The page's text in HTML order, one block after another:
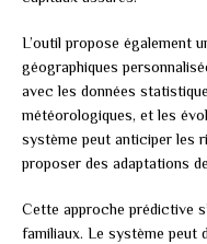
L’outil propose également
géographiques
avec les données
météorologiques, et les
système peut anticiper les
proposer des adaptations
Cette approche prédictive
familiaux. Le système peut